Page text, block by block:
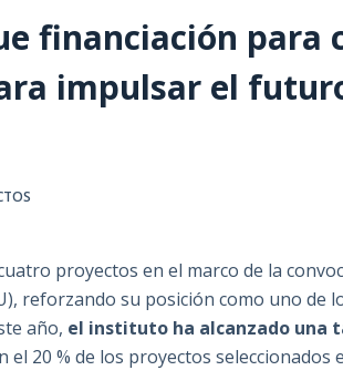
financiación para
impulsar el
proyectos en el marco de la
reforzando su posición como uno de
año, el instituto ha alcanzado una
el 20 % de los proyectos seleccionados